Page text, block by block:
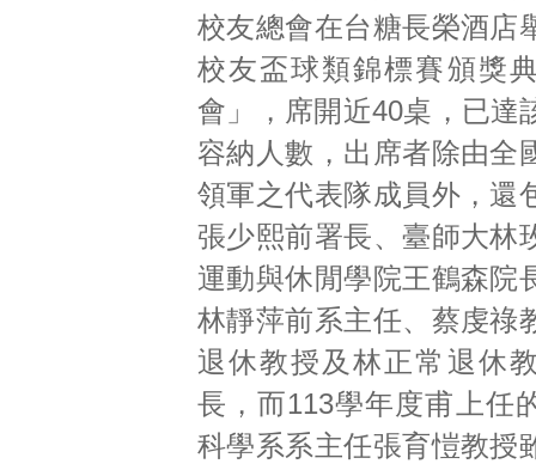
校友總會在台糖長榮酒店
校友盃球類錦標賽頒獎
會」，席開近40桌，已達
容納人數，出席者除由全
領軍之代表隊成員外，還
張少熙前署長、臺師大林
運動與休閒學院王鶴森院
林靜萍前系主任、蔡虔祿
退休教授及林正常退休
長，而113學年度甫上任
科學系系主任張育愷教授